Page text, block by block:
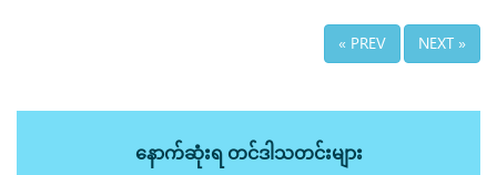
« PREV NEXT »
နောက်ဆုံးရ တင်ဒါသတင်းများ